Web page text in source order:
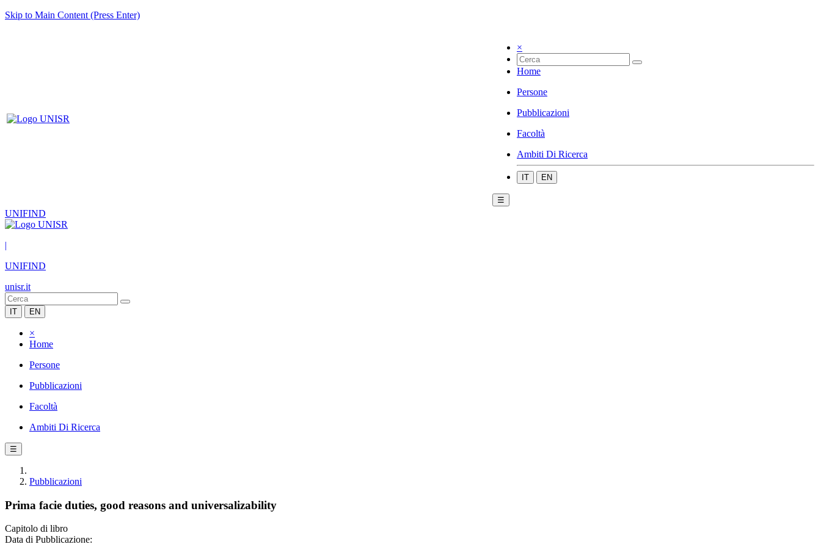
Skip to Main Content (Press Enter)
×
Home
Persone
Pubblicazioni
Facoltà
Ambiti Di Ricerca
IT EN
☰
UNIFIND
|
UNIFIND
unisr.it
IT EN
×
Home
Persone
Pubblicazioni
Facoltà
Ambiti Di Ricerca
☰
Pubblicazioni
Prima facie duties, good reasons and universalizability
Capitolo di libro
Data di Pubblicazione: